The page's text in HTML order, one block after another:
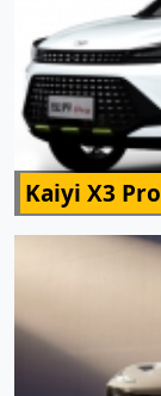
Kaiyi X3 Pro